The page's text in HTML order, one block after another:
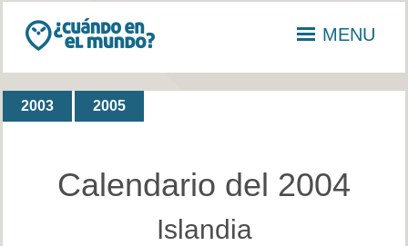
MENU
2003 2005
Calendario del 2004
Islandia